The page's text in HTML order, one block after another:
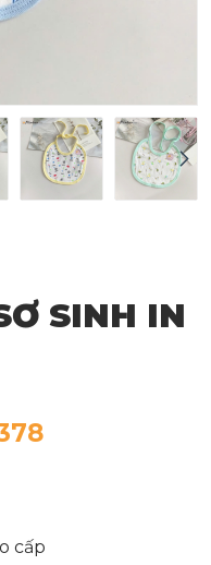
SINH IN
cấp